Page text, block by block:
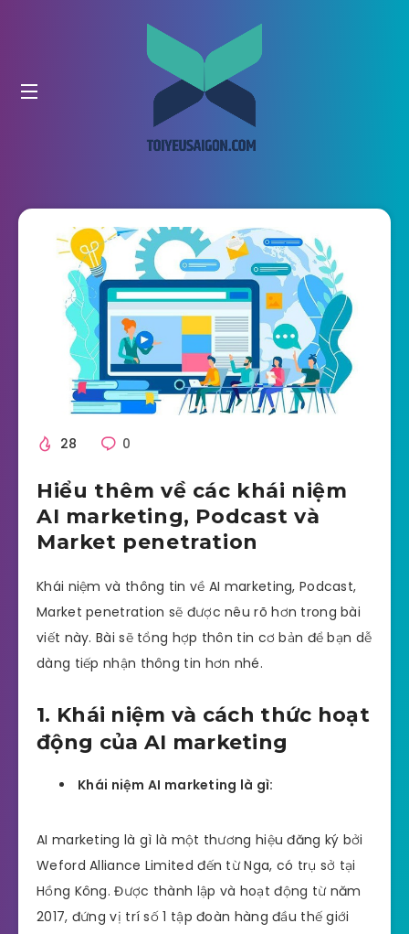
28 0
Hiểu thêm về các khái niệm
AI marketing, Podcast và
Market penetration
Khái niệm và thông tin về AI marketing, Podcast,
Market penetration sẽ được nêu rõ hơn trong bài
viết này. Bài sẽ tổng hợp thôn tin cơ bản để bạn dễ
dàng tiếp nhận thông tin hơn nhé.
1. Khái niệm và cách thức hoạt
động của AI marketing
Khái niệm AI marketing là gì:
AI marketing là gì là một thương hiệu đăng ký bởi
Weford Alliance Limited đến từ Nga, có trụ sở tại
Hồng Kông. Được thành lập và hoạt động từ năm
2017, đứng vị trí số 1 tập đoàn hàng đầu thế giới